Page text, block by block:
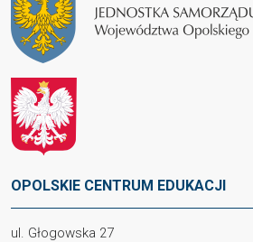
OPOLSKIE CENTRUM EDUKACJI
ul. Głogowska 27